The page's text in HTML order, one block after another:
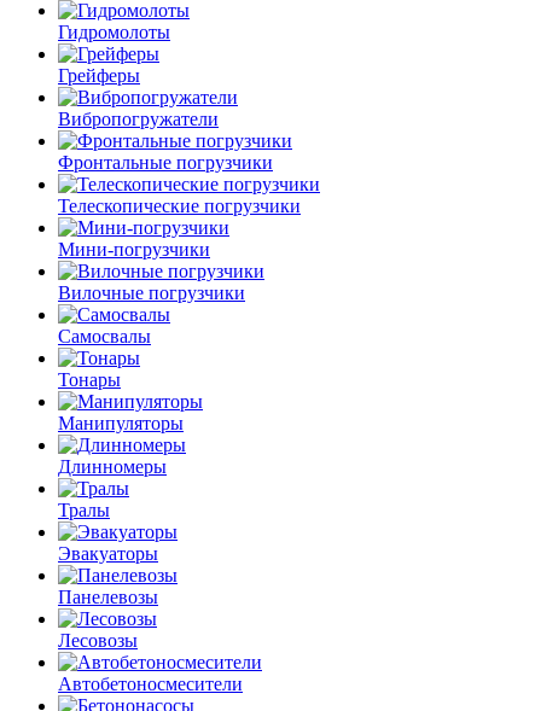
Гидромолоты
Грейферы
Вибро­погружатели
Фронтальные погрузчики
Телескопические погрузчики
Мини-погрузчики
Вилочные погрузчики
Самосвалы
Тонары
Манипуляторы
Длинномеры
Тралы
Эвакуаторы
Панелевозы
Лесовозы
Автобетоно­смесители